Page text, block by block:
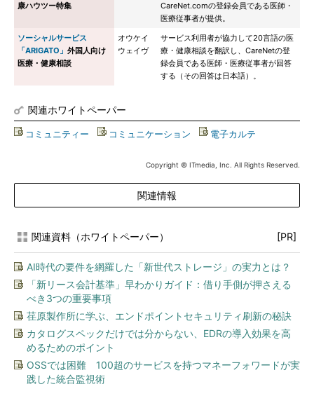
康ハウツー特集
CareNet.comの登録会員である医師・
医療従事者が提供。
ソーシャルサービス
「ARIGATO」 外国人向け
医療・健康相談
オウケイ
ウェイヴ
サービス利用者が協力して20言語の医
療・健康相談を翻訳し、CareNetの登
録会員である医師・医療従事者が回答
する（その回答は日本語）。
関連ホワイトペーパー
コミュニティー コミュニケーション 電子カルテ
Copyright © ITmedia, Inc. All Rights Reserved.
関連情報
関連資料（ホワイトペーパー） [PR]
AI時代の要件を網羅した「新世代ストレージ」の実力とは？
「新リース会計基準」早わかりガイド：借り手側が押さえる
べき3つの重要事項
荏原製作所に学ぶ、エンドポイントセキュリティ刷新の秘訣
カタログスペックだけでは分からない、EDRの導入効果を高
めるためのポイント
OSSでは困難 100超のサービスを持つマネーフォワードが実
践した統合監視術